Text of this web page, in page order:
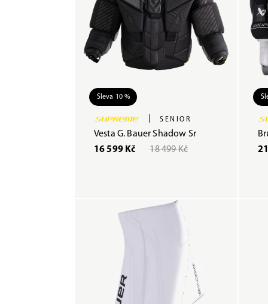
Sleva 10 %
SENIOR
Vesta G. Bauer Shadow Sr
16 599 Kč
18 499 Kč